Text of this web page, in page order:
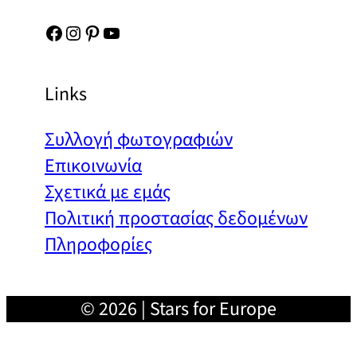
Facebook Instagram Pinterest YouTube
Links
Συλλογή φωτογραφιών
Επικοινωνία
Σχετικά με εμάς
Πολιτική προστασίας δεδομένων
Πληροφορίες
© 2026 | Stars for Europe